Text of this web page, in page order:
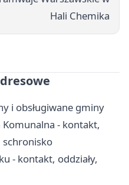
Hali Chemika
i obsługiwane gminy
Komunalna - kontakt,
schronisko
- kontakt, oddziały,